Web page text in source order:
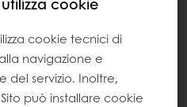
cookie tecnici di
navigazione e
del servizio. Inoltre,
può installare cookie